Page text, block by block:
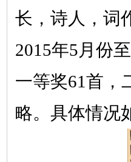
长，诗人，词
2015年5月份
一等奖61首，
略。具体情